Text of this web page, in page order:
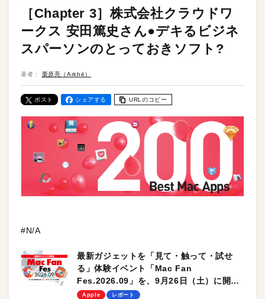
［Chapter 3］株式会社クラウドワ
ークス 安田篤史さん●デキるビジネ
スパーソンのとっておきソフト?
著者： 栗原亮（Arkhē）
ポスト シェアする URLのコピー
#N/A
最新ガジェットを「見て・触って・試せ
る」体験イベント「Mac Fan
Fes.2026.09」を、9月26日（土）に開催
します！
Apple レポート